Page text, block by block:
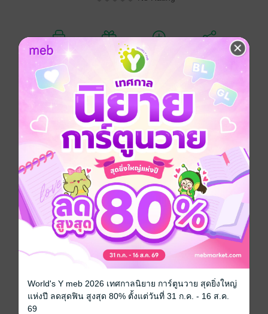
อยากได้ ซื้อเป็นของขวัญ แชร์
ชาร์ลี คอลลินส์ หญิงสาวผู้เป็นเจ้าของไร่ปศุสัตว์ขนาด
ย่อมร่วมกับ แกรี่ คอลลินส์ พี่ชายของเธอ จําเป็นต้องหาคน
มาช่วยทํางานในไร่ชั่วคราวตลอดฤดูร้อน เพราะพี่ชาย
ของเธอประสบอุบัติเหตุขาหัก ต้องเข้าเฝือกเป็นเวลา นาน
กว่าหกสัปดาห์
บังเอิญว่าทุกคนในแถบนั้นมีงานทํากันหมดแล้ว เมื่อเธอพบ
กับ แชด รัสเซลล์ หนุ่มพเนจร เธอจึงจําเป็นต้องจ้างเขาไว้
ทั้งๆ ที่รู้ว่าเขาจะต้องจากเธอไปเมื่อหมดงาน แต่เธอก็อด
หวั่นไหวมิได้ในรสจูบที่เขามอบให้ แล้วเธอจะมัด หัวใจ
เขาไว้ได้อย่างไรกัน
โรมานซ์ หนังสือแปล โรแมนติก
ประเภทไฟล์
World's Y meb 2026 เทศกาลนิยาย การ์ตูนวาย สุดยิ่งใหญ่
แห่งปี ลดสุดฟิน สูงสุด 80% ตั้งแต่วันที่ 31 ก.ค. - 16 ส.ค.
69